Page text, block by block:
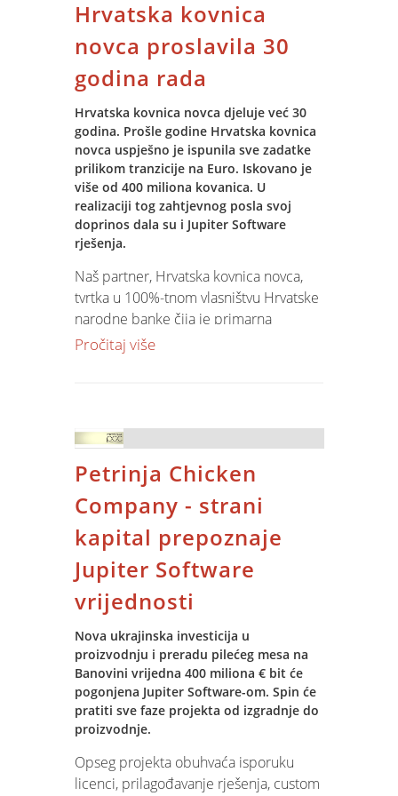
Nadzorima ISO 9001 norme Spin
unapređenje poslovnih procesa u
interesu klijenata i njihovog ukupnog
zadovoljstva kvalitetom IT usluga. Sustav
upravljanja kvalitetom obuhvaća
procese koji se odnose na djelatnosti
upravljanja, osiguranja resursa,
mjerenja i realizacije svih naših
proizvoda i usluga.
Ključni procesi obuhvaćaju razvoj IT
održavanje te IT edukacije.
Certifikacijska kuća SGS tako je
potvrdila sve segmente certifikata kao i
u 2023. godini i tijekom procesa nije
norme ISO 9001:2015.
Hrvatska kovnica
novca proslavila 30
godina rada
Hrvatska kovnica novca djeluje već 30
godina. Prošle godine Hrvatska kovnica
novca uspješno je ispunila sve zadatke
prilikom tranzicije na Euro. Iskovano je
više od 400 miliona kovanica. U
realizaciji tog zahtjevnog posla svoj
doprinos dala su i Jupiter Software
rješenja.
Naš partner, Hrvatska kovnica novca,
tvrtka u 100%-tnom vlasništvu Hrvatske
narodne banke čija je primarna
djelatnost proizvodnja optjecajnih
Protekle godine se pred Hrvatskom
kovnicom novca, radi ulaska Republike
Hrvatske u Eurozonu, nalazio veliki
izazov kovanja velike količine
eurokovanica koji je uspješno savladan.
Tako je Hrvatska postala jedna od 17
zemalja Eurozone koja proizvodi
kovanice Eura u vlastitoj kovnici novca.
Tvrtka je kroz prošlu godinu iskovala
nešto više od 400 milijuna
eurokovanica od ukupno 650 milijuna
eurokovanica koje je Hrvatska obvezna
proizvesti pridruživanjem Eurozoni.
Preostali dio će se proizvesti kroz
tekuću godinu, a prilikom cijelog
pruža podršku kroz nova softverska
rješenja za proizvodnju, pakiranje i
Pročitaj više
Petrinja Chicken
Company - strani
kapital prepoznaje
Jupiter Software
vrijednosti
Nova ukrajinska investicija u
proizvodnju i preradu pilećeg mesa na
Banovini vrijedna 400 miliona € bit će
pogonjena Jupiter Software-om. Spin će
pratiti sve faze projekta od izgradnje do
proizvodnje.
Opseg projekta obuhvaća isporuku
licenci, prilagođavanje rješenja, custom